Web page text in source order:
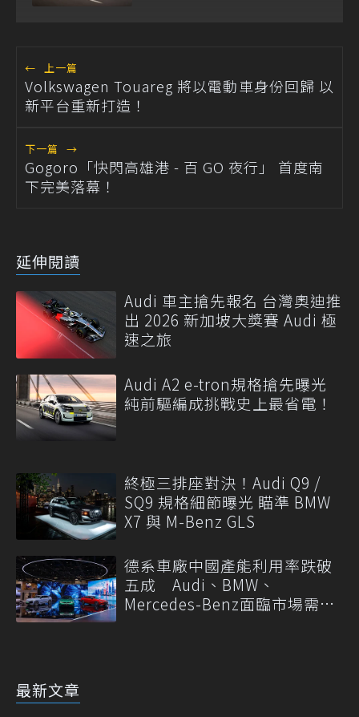
← 上一篇
Volkswagen Touareg 將以電動車身份回歸 以
新平台重新打造！
下一篇 →
Gogoro「快閃高雄港 - 百 GO 夜行」 首度南
下完美落幕！
延伸閱讀
Audi 車主搶先報名 台灣奧迪推
出 2026 新加坡大獎賽 Audi 極
速之旅
Audi A2 e-tron規格搶先曝光
純前驅編成挑戰史上最省電！
終極三排座對決！Audi Q9 /
SQ9 規格細節曝光 瞄準 BMW
X7 與 M-Benz GLS
德系車廠中國產能利用率跌破
五成 Audi、BMW、
Mercedes-Benz面臨市場需求
最新文章